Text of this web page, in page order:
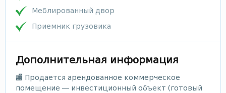
Меблированный двор
Приемник грузовика
Дополнительная информация
🏬 Продается арендованное коммерческое
помещение — инвестиционный объект (готовый